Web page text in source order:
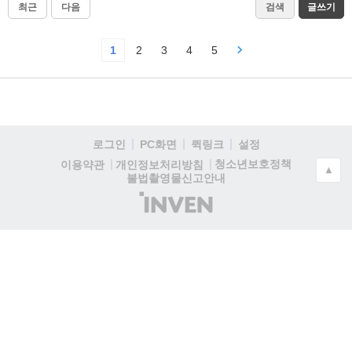
최근 다음 검색 글쓰기
1 2 3 4 5
로그인 PC화면 퀵링크
설정
이용약관
개인정보처리방침
청소년보호정책
불법촬영물신고안내
(주)
인
▲